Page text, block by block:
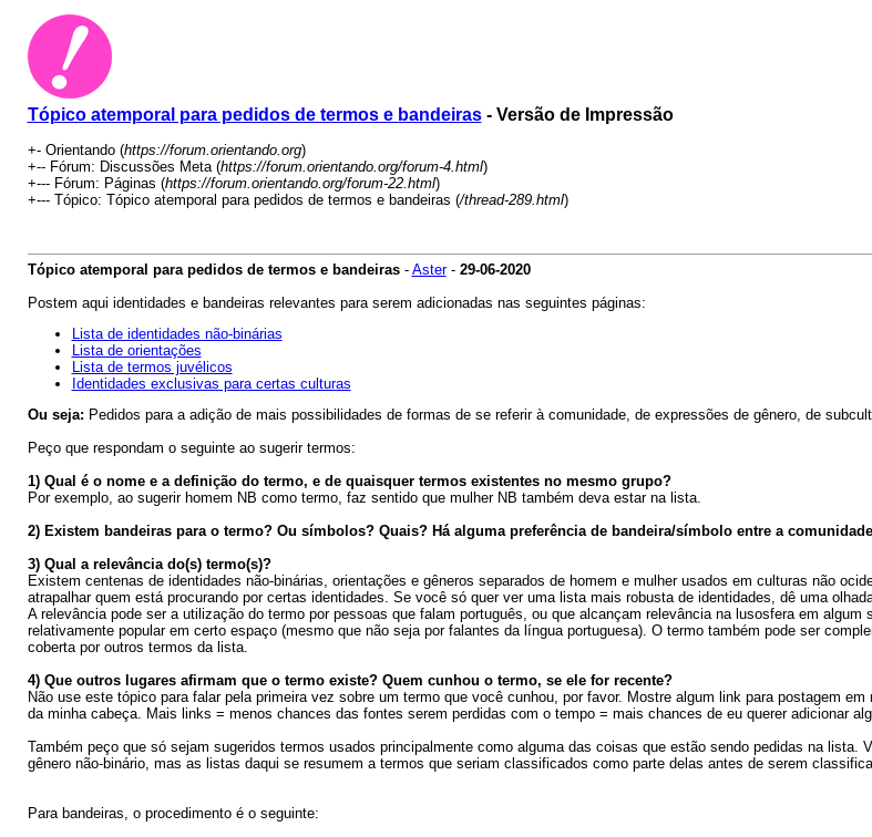
Tópico atemporal para pedidos de termos e bandeiras- Versão de Impressão
+- Orientando (https://forum.orientando.org)
+-- Fórum: Discussões Meta (https://forum.orientando.org/forum-4.html)
+--- Fórum: Páginas (https://forum.orientando.org/forum-22.html)
+--- Tópico: Tópico atemporal para pedidos de termos e bandeiras (/thread-289.html)
Tópico atemporal para pedidos de termos e bandeiras- Aster- 29-06-2020
Postem aqui identidades e bandeiras relevantes para serem adicionadas nas seguintes páginas:
Lista de identidades não-binárias
Lista de orientações
Lista de termos juvélicos
Identidades exclusivas para certas culturas
Ou seja: Pedidos para a adição de mais possibilidades de formas de se referir à comunidade, de expressões de gênero, de
Peço que respondam o seguinte ao sugerir termos:
1) Qual é o nome e a definição do termo, e de quaisquer termos existentes no mesmo grupo?
Por exemplo, ao sugerir homem NB como termo, faz sentido que mulher NB também deva estar na lista.
2) Existem bandeiras para o termo? Ou símbolos? Quais? Há alguma preferência de bandeira/símbolo entre a
3) Qual a relevância do(s) termo(s)?
Existem centenas de identidades não-binárias, orientações e gêneros separados de homem e mulher usados em culturas não
atrapalhar quem está procurando por certas identidades. Se você só quer ver uma lista mais robusta de identidades, dê uma
A relevância pode ser a utilização do termo por pessoas que falam português, ou que alcançam relevância na lusosfera em
relativamente popular em certo espaço (mesmo que não seja por falantes da língua portuguesa). O termo também pode ser
coberta por outros termos da lista.
4) Que outros lugares afirmam que o termo existe? Quem cunhou o termo, se ele for recente?
Não use este tópico para falar pela primeira vez sobre um termo que você cunhou, por favor. Mostre algum link para postagem
da minha cabeça. Mais links = menos chances das fontes serem perdidas com o tempo = mais chances de eu querer adicionar
Também peço que só sejam sugeridos termos usados principalmente como alguma das coisas que estão sendo pedidas na
gênero não-binário, mas as listas daqui se resumem a termos que seriam classificados como parte delas antes de serem
Para bandeiras, o procedimento é o seguinte: